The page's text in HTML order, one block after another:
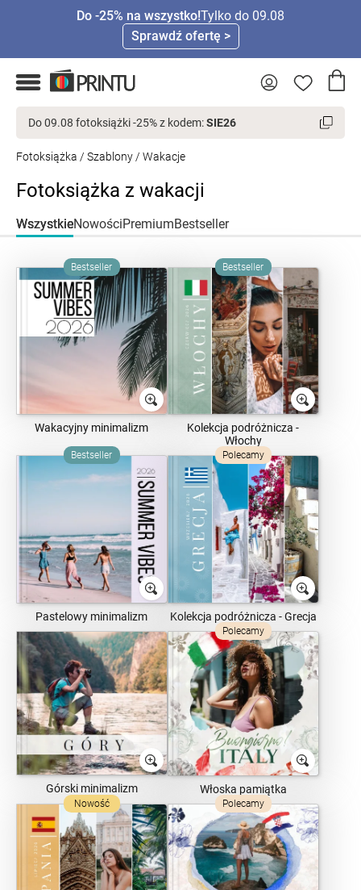
Do -25% na wszystko!Tylko do 09.08
Sprawdź ofertę >
Do 09.08 fotoksiążki -25% z kodem:SIE26
Fotoksiążka / Szablony / Wakacje
Fotoksiążka z wakacji
WszystkieNowościPremiumBestseller
Bestseller
Wakacyjny minimalizm
Bestseller
Kolekcja podróżnicza -
Włochy
Bestseller
Pastelowy minimalizm
Polecamy
Kolekcja podróżnicza - Grecja
Górski minimalizm
Polecamy
Włoska pamiątka
Nowość Polecamy